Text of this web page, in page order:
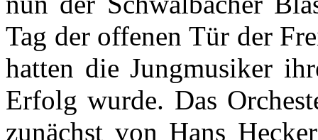
Tag der offenen Tür der
hatten die Jungmusiker
Erfolg wurde. Das
zunächst von Hans